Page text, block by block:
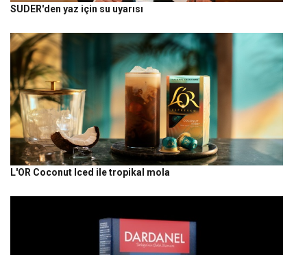
SUDER'den yaz için su uyarısı
L'OR Coconut Iced ile tropikal mola